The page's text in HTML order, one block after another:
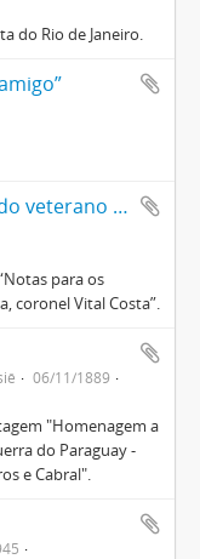
do Rio de Janeiro.
“Notas para os assentamentos do veterano da República, coronel Vital Costa”
para os
coronel Vital Costa”.
06/11/1889
"Homenagem a
do Paraguay -
e Cabral".